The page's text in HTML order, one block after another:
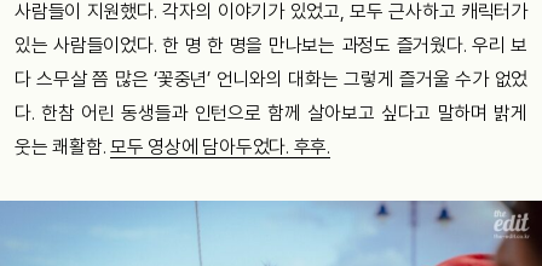
사람들이 지원했다. 각자의 이야기가 있었고, 모두 근사하고 캐릭터가
있는 사람들이었다. 한 명 한 명을 만나보는 과정도 즐거웠다. 우리 보
다 스무살 쯤 많은 ‘꽃중년’ 언니와의 대화는 그렇게 즐거울 수가 없었
다. 한참 어린 동생들과 인턴으로 함께 살아보고 싶다고 말하며 밝게
웃는 쾌활함. 모두 영상에 담아두었다. 후후.